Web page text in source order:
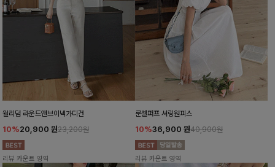
윌리덤 라운드앤브이넥가디건
10%20,900 원23,200원
리뷰 카운트 영역
룬셀퍼프 셔링원피스
10%36,900 원40,900원
리뷰 카운트 영역